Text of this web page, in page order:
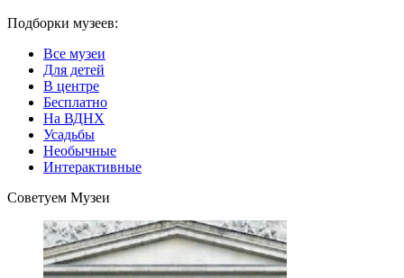
Подборки музеев:
Все музеи
Для детей
В центре
Бесплатно
На ВДНХ
Усадьбы
Необычные
Интерактивные
Советуем Музеи